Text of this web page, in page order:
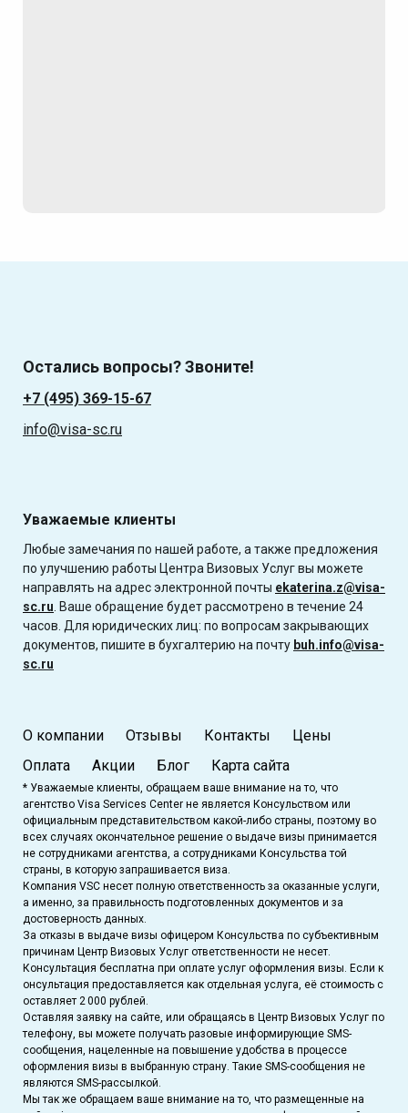
Остались вопросы? Звоните!
+7 (495) 369-15-67
info@visa-sc.ru
Уважаемые клиенты
Любые замечания по нашей работе, а также предложения
по улучшению работы Центра Визовых Услуг вы можете
направлять на адрес электронной почты ekaterina.z@visa-
sc.ru . Ваше обращение будет рассмотрено в течение 24
часов. Для юридических лиц: по вопросам закрывающих
документов, пишите в бухгалтерию на почту buh.info@visa-
sc.ru
О компании Отзывы Контакты
Цены
Оплата
Акции Блог Карта сайта
* Уважаемые клиенты, обращаем ваше внимание на то, что
агентство Visa Services Center не является Консульством или
официальным представительством какой-либо страны, поэтому во
всех случаях окончательное решение о выдаче визы принимается
не сотрудниками агентства, а сотрудниками Консульства той
страны, в которую запрашивается виза.
Компания VSC несет полную ответственность за оказанные услуги,
а именно, за правильность подготовленных документов и за
достоверность данных.
За отказы в выдаче визы офицером Консульства по субъективным
причинам Центр Визовых Услуг ответственности не несет.
Консультация бесплатна при оплате услуг оформления визы. Если к
онсультация предоставляется как отдельная услуга, её стоимость с
оставляет 2 000 рублей.
Оставляя заявку на сайте, или обращаясь в Центр Визовых Услуг по
телефону, вы можете получать разовые информирующие SMS-
сообщения, нацеленные на повышение удобства в процессе
оформления визы в выбранную страну. Такие SMS-сообщения не
являются SMS-рассылкой.
Мы так же обращаем ваше внимание на то, что размещенные на